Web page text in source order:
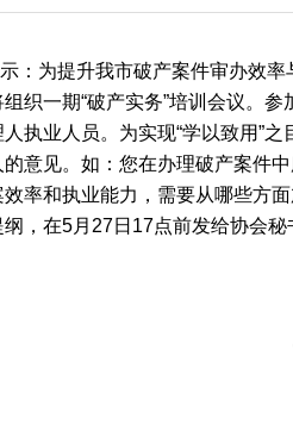
为提升我市破产案件审办效率
织一期“破产实务”培训会议。
执业人员。为实现“学以致用”
意见。如：您在办理破产案件
率和执业能力，需要从哪些方
，在5月27日17点前发给协会秘